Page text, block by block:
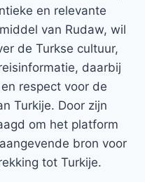
en relevante
van Rudaw, wil
de Turkse cultuur,
daarbij
respect voor de
Turkije. Door zijn
om het platform
bron voor
tot Turkije.